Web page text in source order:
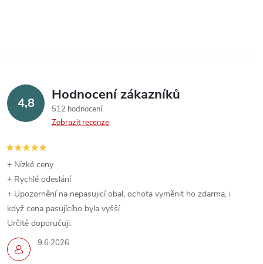
4,8 Hodnocení zákazníků
512 hodnocení
Zobrazit recenze
9.6.2026
+ Nízké ceny
+ Rychlé odeslání
+ Upozornění na nepasujicí obal, ochota vyměnit ho zdarma, i
když cena pasujícího byla vyšší
Určitě doporučuji.